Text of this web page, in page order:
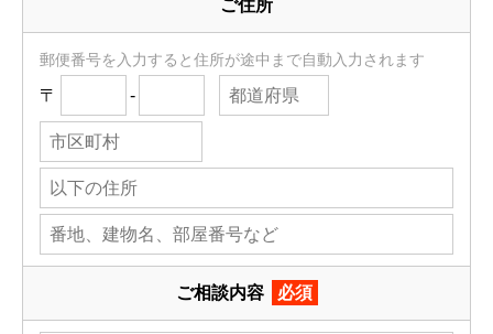
ご住所
郵便番号を入力すると住所が途中まで自動入力されます
〒 -
ご相談内容 必須